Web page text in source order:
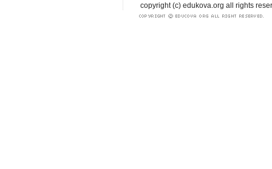
copyright (c) edukova.org all rights